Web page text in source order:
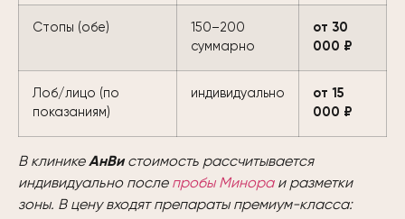
Стопы (обе)
150–200
суммарно
от 30
000 ₽
Лоб/лицо (по
показаниям)
индивидуально
от 15
000 ₽
В клиникеАнВистоимость рассчитывается
индивидуально после пробы Минораи разметки
зоны. В цену входят препараты премиум-класса: